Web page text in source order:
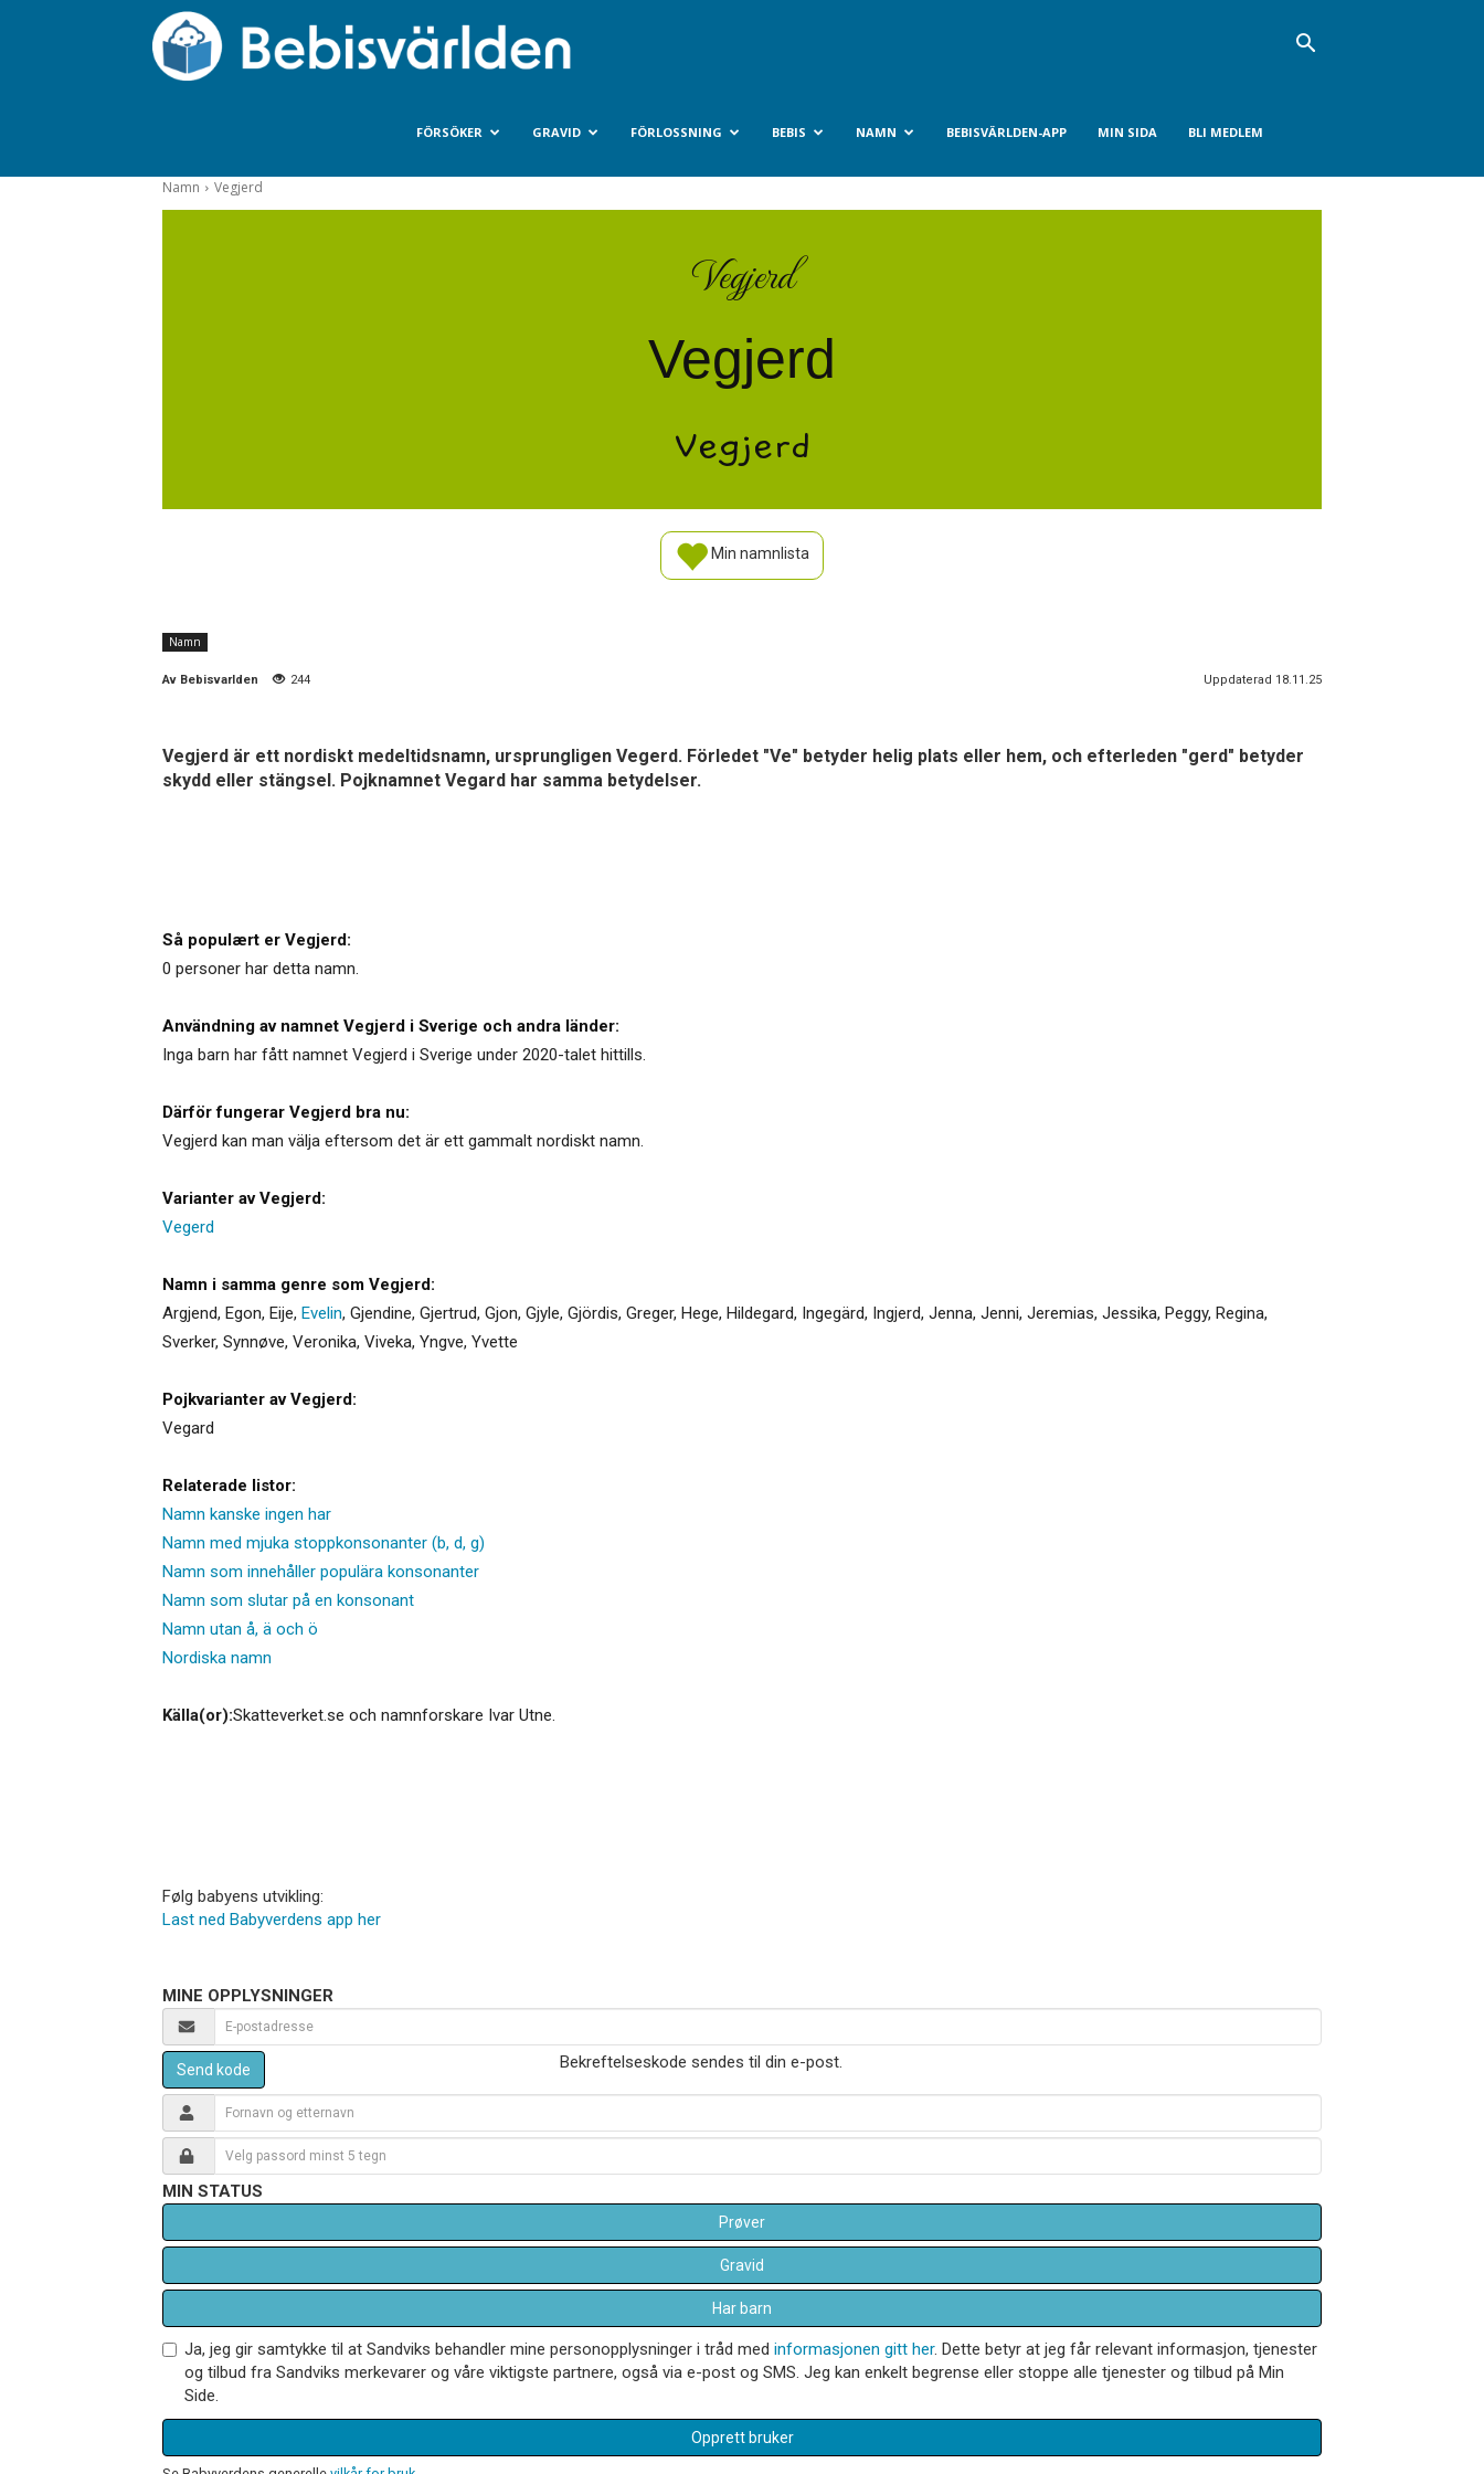
FÖRSÖKER GRAVID FÖRLOSSNING BEBIS NAMN BEBISVÄRLDEN-APP MIN SIDA BLI MEDLEM
Namn Vegjerd
Vegjerd
Vegjerd
Vegjerd
Min namnlista
Namn
Av Bebisvarlden 244 Uppdaterad 18.11.25
Vegjerd är ett nordiskt medeltidsnamn, ursprungligen Vegerd. Förledet "Ve" betyder helig plats eller hem, och efterleden "gerd" betyder
skydd eller stängsel. Pojknamnet Vegard har samma betydelser.
Så populært er Vegjerd:
0 personer har detta namn.
Användning av namnet Vegjerd i Sverige och andra länder:
Inga barn har fått namnet Vegjerd i Sverige under 2020-talet hittills.
Därför fungerar Vegjerd bra nu:
Vegjerd kan man välja eftersom det är ett gammalt nordiskt namn.
Varianter av Vegjerd:
Vegerd
Namn i samma genre som Vegjerd:
Argjend, Egon, Eije, Evelin, Gjendine, Gjertrud, Gjon, Gjyle, Gjördis, Greger, Hege, Hildegard, Ingegärd, Ingjerd, Jenna, Jenni, Jeremias, Jessika, Peggy, Regina,
Sverker, Synnøve, Veronika, Viveka, Yngve, Yvette
Pojkvarianter av Vegjerd:
Vegard
Relaterade listor:
Namn kanske ingen har
Namn med mjuka stoppkonsonanter (b, d, g)
Namn som innehåller populära konsonanter
Namn som slutar på en konsonant
Namn utan å, ä och ö
Nordiska namn
Källa(or):Skatteverket.se och namnforskare Ivar Utne.
Følg babyens utvikling:
Last ned Babyverdens app her
MINE OPPLYSNINGER
Send kode Bekreftelseskode sendes til din e-post.
MIN STATUS
Prøver
Gravid
Har barn
Ja, jeg gir samtykke til at Sandviks behandler mine personopplysninger i tråd med informasjonen gitt her. Dette betyr at jeg får relevant informasjon, tjenester
og tilbud fra Sandviks merkevarer og våre viktigste partnere, også via e-post og SMS. Jeg kan enkelt begrense eller stoppe alle tjenester og tilbud på Min
Side.
Opprett bruker